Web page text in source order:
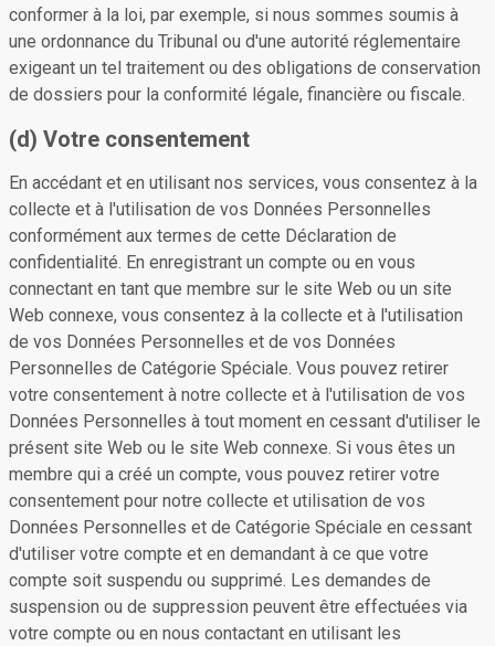
conformer à la loi, par exemple, si nous sommes soumis à
une ordonnance du Tribunal ou d'une autorité réglementaire
exigeant un tel traitement ou des obligations de conservation
de dossiers pour la conformité légale, financière ou fiscale.
(d) Votre consentement
En accédant et en utilisant nos services, vous consentez à la
collecte et à l'utilisation de vos Données Personnelles
conformément aux termes de cette Déclaration de
confidentialité. En enregistrant un compte ou en vous
connectant en tant que membre sur le site Web ou un site
Web connexe, vous consentez à la collecte et à l'utilisation
de vos Données Personnelles et de vos Données
Personnelles de Catégorie Spéciale. Vous pouvez retirer
votre consentement à notre collecte et à l'utilisation de vos
Données Personnelles à tout moment en cessant d'utiliser le
présent site Web ou le site Web connexe. Si vous êtes un
membre qui a créé un compte, vous pouvez retirer votre
consentement pour notre collecte et utilisation de vos
Données Personnelles et de Catégorie Spéciale en cessant
d'utiliser votre compte et en demandant à ce que votre
compte soit suspendu ou supprimé. Les demandes de
suspension ou de suppression peuvent être effectuées via
votre compte ou en nous contactant en utilisant les